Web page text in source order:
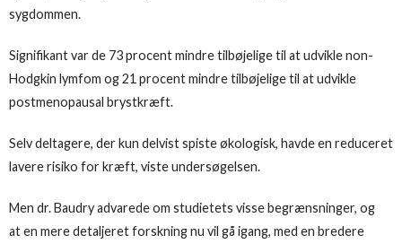
sygdommen.
Signifikant var de 73 procent mindre tilbøjelige til at udvikle non-
Hodgkin lymfom og 21 procent mindre tilbøjelige til at udvikle
postmenopausal brystkræft.
Selv deltagere, der kun delvist spiste økologisk, havde en reduceret
lavere risiko for kræft, viste undersøgelsen.
Men dr. Baudry advarede om studietets visse begrænsninger, og
at en mere detaljeret forskning nu vil gå igang, med en bredere